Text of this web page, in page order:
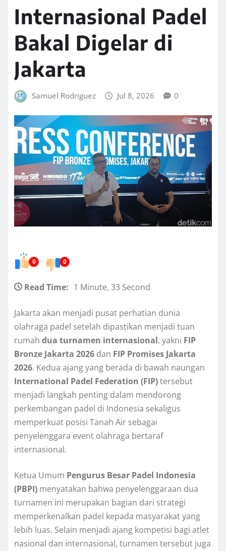
Internasional Padel
Bakal Digelar di
Jakarta
Samuel Rodriguez Jul 8, 2026 0
0 0
Read Time: 1 Minute, 33 Second
Jakarta akan menjadi pusat perhatian dunia
olahraga padel setelah dipastikan menjadi tuan
rumah dua turnamen internasional, yakni FIP
Bronze Jakarta 2026 dan FIP Promises Jakarta
2026. Kedua ajang yang berada di bawah naungan
International Padel Federation (FIP)tersebut
menjadi langkah penting dalam mendorong
perkembangan padel di Indonesia sekaligus
memperkuat posisi Tanah Air sebagai
penyelenggara event olahraga bertaraf
internasional.
Ketua Umum Pengurus Besar Padel Indonesia
(PBPI) menyatakan bahwa penyelenggaraan dua
turnamen ini merupakan bagian dari strategi
memperkenalkan padel kepada masyarakat yang
lebih luas. Selain menjadi ajang kompetisi bagi atlet
nasional dan internasional, turnamen tersebut juga